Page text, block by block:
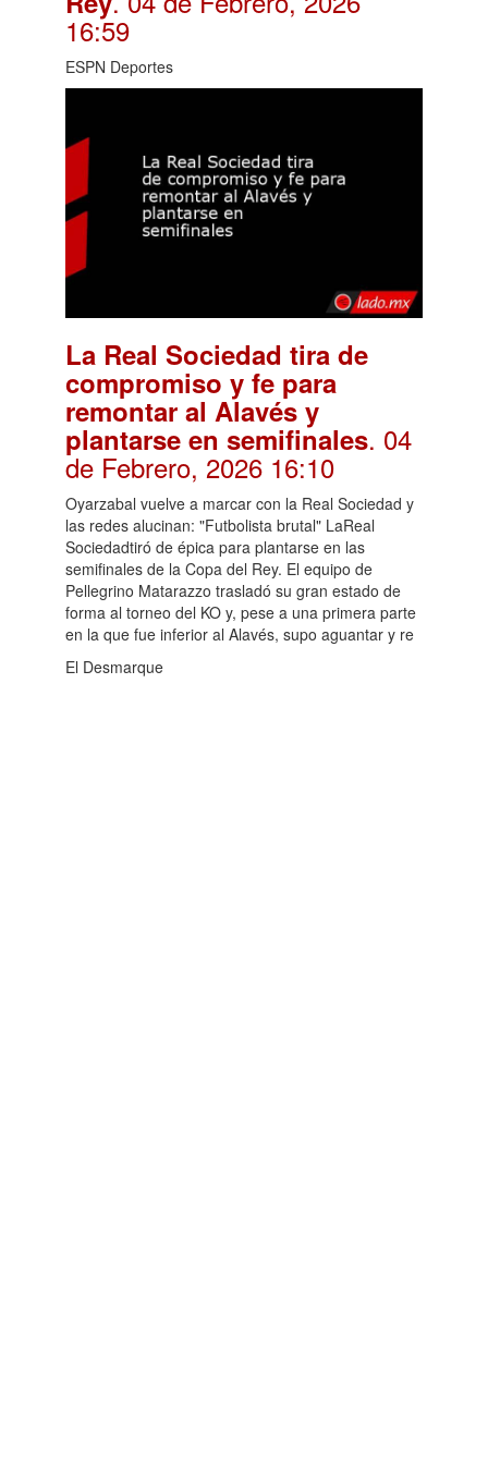
16:59
ESPN Deportes
La Real Sociedad tira de
compromiso y fe para
remontar al Alavés y
plantarse en semifinales. 04
de Febrero, 2026 16:10
Oyarzabal vuelve a marcar con la Real Sociedad y
las redes alucinan: "Futbolista brutal" LaReal
Sociedadtiró de épica para plantarse en las
semifinales de la Copa del Rey. El equipo de
Pellegrino Matarazzo trasladó su gran estado de
forma al torneo del KO y, pese a una primera parte
en la que fue inferior al Alavés, supo aguantar y re
El Desmarque